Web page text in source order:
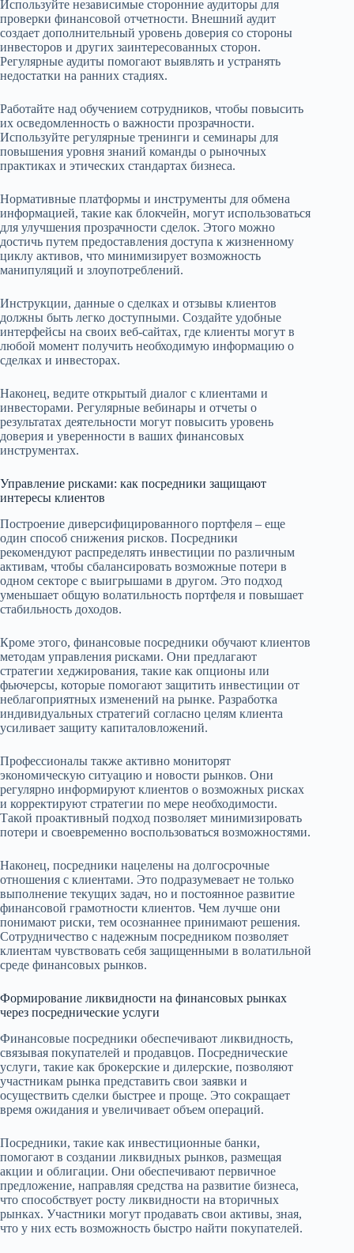
Используйте независимые сторонние аудиторы для
проверки финансовой отчетности. Внешний аудит
создает дополнительный уровень доверия со стороны
инвесторов и других заинтересованных сторон.
Регулярные аудиты помогают выявлять и устранять
недостатки на ранних стадиях.
Работайте над обучением сотрудников, чтобы повысить
их осведомленность о важности прозрачности.
Используйте регулярные тренинги и семинары для
повышения уровня знаний команды о рыночных
практиках и этических стандартах бизнеса.
Нормативные платформы и инструменты для обмена
информацией, такие как блокчейн, могут использоваться
для улучшения прозрачности сделок. Этого можно
достичь путем предоставления доступа к жизненному
циклу активов, что минимизирует возможность
манипуляций и злоупотреблений.
Инструкции, данные о сделках и отзывы клиентов
должны быть легко доступными. Создайте удобные
интерфейсы на своих веб-сайтах, где клиенты могут в
любой момент получить необходимую информацию о
сделках и инвесторах.
Наконец, ведите открытый диалог с клиентами и
инвесторами. Регулярные вебинары и отчеты о
результатах деятельности могут повысить уровень
доверия и уверенности в ваших финансовых
инструментах.
Управление рисками: как посредники защищают
интересы клиентов
Построение диверсифицированного портфеля – еще
один способ снижения рисков. Посредники
рекомендуют распределять инвестиции по различным
активам, чтобы сбалансировать возможные потери в
одном секторе с выигрышами в другом. Это подход
уменьшает общую волатильность портфеля и повышает
стабильность доходов.
Кроме этого, финансовые посредники обучают клиентов
методам управления рисками. Они предлагают
стратегии хеджирования, такие как опционы или
фьючерсы, которые помогают защитить инвестиции от
неблагоприятных изменений на рынке. Разработка
индивидуальных стратегий согласно целям клиента
усиливает защиту капиталовложений.
Профессионалы также активно мониторят
экономическую ситуацию и новости рынков. Они
регулярно информируют клиентов о возможных рисках
и корректируют стратегии по мере необходимости.
Такой проактивный подход позволяет минимизировать
потери и своевременно воспользоваться возможностями.
Наконец, посредники нацелены на долгосрочные
отношения с клиентами. Это подразумевает не только
выполнение текущих задач, но и постоянное развитие
финансовой грамотности клиентов. Чем лучше они
понимают риски, тем осознаннее принимают решения.
Сотрудничество с надежным посредником позволяет
клиентам чувствовать себя защищенными в волатильной
среде финансовых рынков.
Формирование ликвидности на финансовых рынках
через посреднические услуги
Финансовые посредники обеспечивают ликвидность,
связывая покупателей и продавцов. Посреднические
услуги, такие как брокерские и дилерские, позволяют
участникам рынка представить свои заявки и
осуществить сделки быстрее и проще. Это сокращает
время ожидания и увеличивает объем операций.
Посредники, такие как инвестиционные банки,
помогают в создании ликвидных рынков, размещая
акции и облигации. Они обеспечивают первичное
предложение, направляя средства на развитие бизнеса,
что способствует росту ликвидности на вторичных
рынках. Участники могут продавать свои активы, зная,
что у них есть возможность быстро найти покупателей.